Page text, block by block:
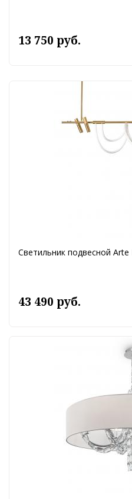
13 750 руб.
Светильник подвесной
43 490 руб.